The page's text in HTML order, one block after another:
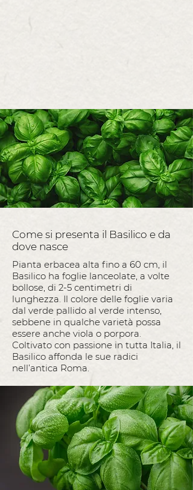
Come si presenta il Basilico e da
dove nasce
Pianta erbacea alta fino a 60 cm, il
Basilico ha foglie lanceolate, a volte
bollose, di 2-5 centimetri di
lunghezza. Il colore delle foglie varia
dal verde pallido al verde intenso,
sebbene in qualche varietà possa
essere anche viola o porpora.
Coltivato con passione in tutta Italia, il
Basilico affonda le sue radici
nell’antica Roma.